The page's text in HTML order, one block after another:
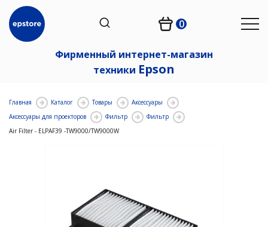
0
Фирменный интернет-магазин
техники Epson
Главная Каталог Товары
Аксессуары
Аксессуары для проекторов
Фильтр
Фильтр
Air Filter - ELPAF39 -TW9000/TW9000W